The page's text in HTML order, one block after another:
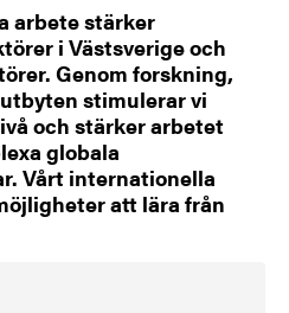
arbete stärker
i Västsverige och
Genom forskning,
stimulerar vi
och stärker arbetet
globala
Vårt internationella
att lära från